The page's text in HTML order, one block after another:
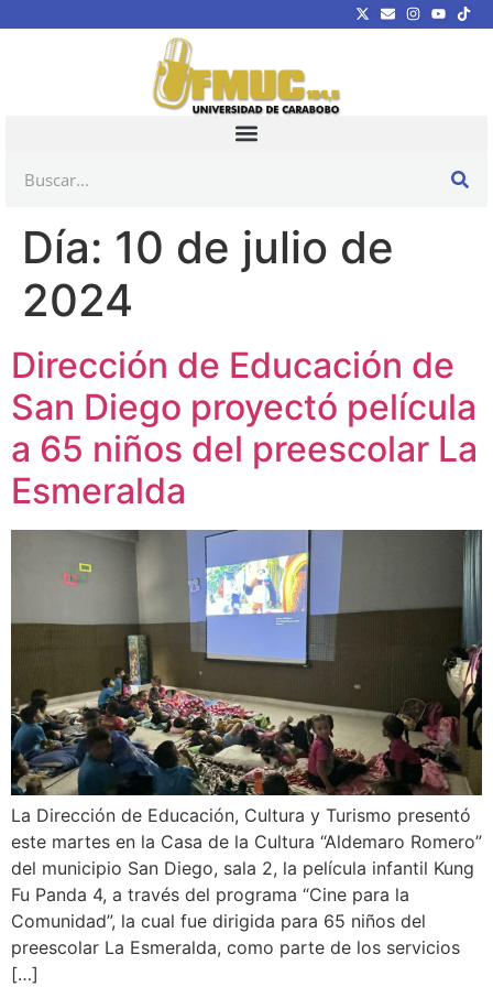
Día: 10 de julio de
2024
Dirección de Educación de
San Diego proyectó película
a 65 niños del preescolar La
Esmeralda
La Dirección de Educación, Cultura y Turismo presentó
este martes en la Casa de la Cultura “Aldemaro Romero”
del municipio San Diego, sala 2, la película infantil Kung
Fu Panda 4, a través del programa “Cine para la
Comunidad”, la cual fue dirigida para 65 niños del
preescolar La Esmeralda, como parte de los servicios
[…]